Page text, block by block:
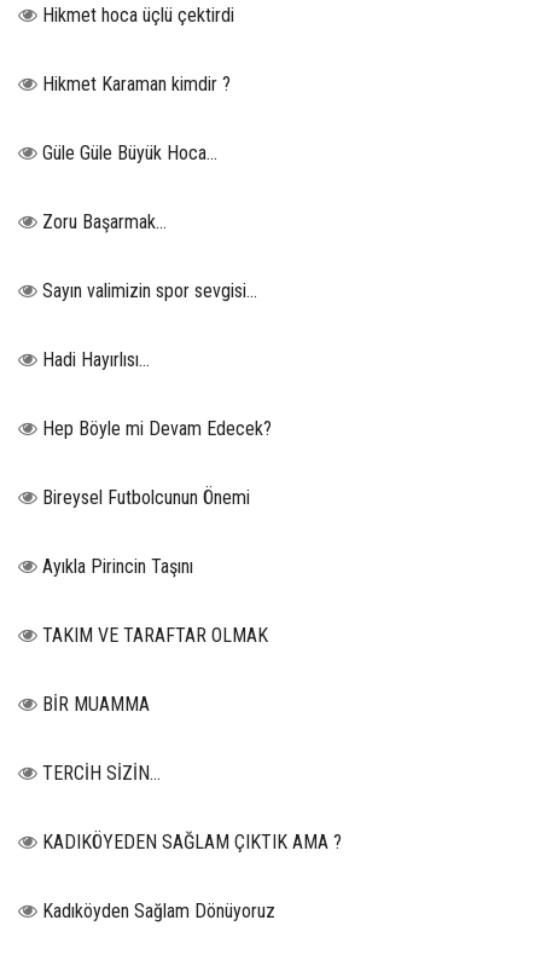
Hikmet hoca üçlü çektirdi
Hikmet Karaman kimdir ?
Güle Güle Büyük Hoca...
Zoru Başarmak…
Sayın valimizin spor sevgisi…
Hadi Hayırlısı…
Hep Böyle mi Devam Edecek?
Bireysel Futbolcunun Önemi
Ayıkla Pirincin Taşını
TAKIM VE TARAFTAR OLMAK
BİR MUAMMA
TERCİH SİZİN…
KADIKÖYEDEN SAĞLAM ÇIKTIK AMA ?
Kadıköyden Sağlam Dönüyoruz